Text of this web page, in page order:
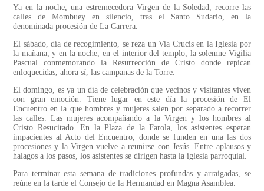
Ya en la noche, una estremecedora Virgen de la Soledad, recorre las
calles de Mombuey en silencio, tras el Santo Sudario, en la
denominada procesión de La Carrera.
El sábado, día de recogimiento, se reza un Via Crucis en la Iglesia por
la mañana, y en la noche, en el interior del templo, la solemne Vigilia
Pascual conmemorando la Resurrección de Cristo donde repican
enloquecidas, ahora sí, las campanas de la Torre.
El domingo, es ya un día de celebración que vecinos y visitantes viven
con gran emoción. Tiene lugar en este día la procesión de El
Encuentro en la que hombres y mujeres salen por separado a recorrer
las calles. Las mujeres acompañando a la Virgen y los hombres al
Cristo Resucitado. En la Plaza de la Farola, los asistentes esperan
impacientes al Acto del Encuentro, donde se funden en una las dos
procesiones y la Virgen vuelve a reunirse con Jesús. Entre aplausos y
halagos a los pasos, los asistentes se dirigen hasta la iglesia parroquial.
Para terminar esta semana de tradiciones profundas y arraigadas, se
reúne en la tarde el Consejo de la Hermandad en Magna Asamblea.